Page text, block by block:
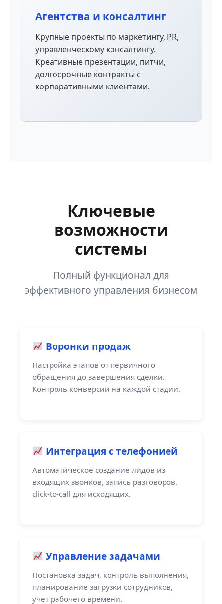
Агентства и консалтинг
Крупные проекты по маркетингу, PR,
управленческому консалтингу.
Креативные презентации, питчи,
долгосрочные контракты с
корпоративными клиентами.
Ключевые
возможности
системы
Полный функционал для
эффективного управления бизнесом
Воронки продаж
Настройка этапов от первичного
обращения до завершения сделки.
Контроль конверсии на каждой стадии.
Интеграция с телефонией
Автоматическое создание лидов из
входящих звонков, запись разговоров,
click-to-call для исходящих.
Управление задачами
Постановка задач, контроль выполнения,
планирование загрузки сотрудников,
учет рабочего времени.